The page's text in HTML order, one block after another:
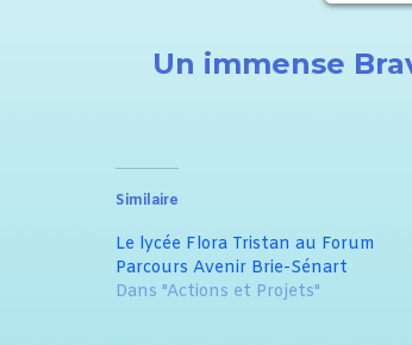
Un immense
Similaire
Le lycée Flora Tristan au Forum
Parcours Avenir Brie-Sénart
Dans "Actions et Projets"